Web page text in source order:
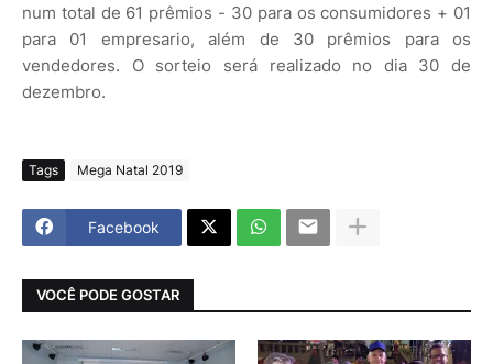
num total de 61 prêmios - 30 para os consumidores + 01
para 01 empresario, além de 30 prêmios para os
vendedores. O sorteio será realizado no dia 30 de
dezembro.
Tags Mega Natal 2019
Facebook
VOCÊ PODE GOSTAR